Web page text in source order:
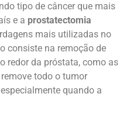
tipo de câncer que mais
e a prostatectomia
mais utilizadas no
consiste na remoção de
redor da próstata, como as
todo o tumor
quando a